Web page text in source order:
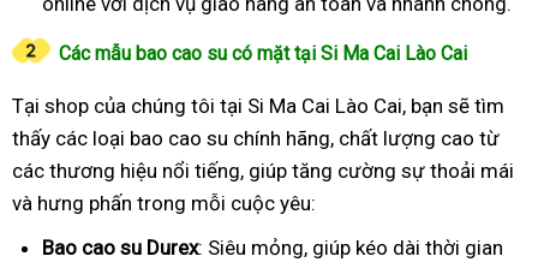
Các mẫu bao cao su có mặt tại Si Ma Cai Lào Cai
Tại shop của chúng tôi tại Si Ma Cai Lào Cai, bạn sẽ tìm
thấy các loại bao cao su chính hãng, chất lượng cao từ
các thương hiệu nổi tiếng, giúp tăng cường sự thoải mái
và hưng phấn trong mỗi cuộc yêu:
Bao cao su Durex: Siêu mỏng, giúp kéo dài thời gian